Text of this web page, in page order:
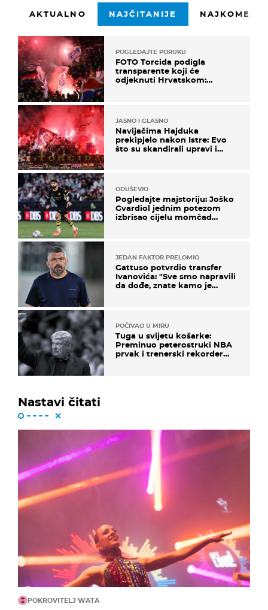
AKTUALNO NAJČITANIJE
POGLEDAJTE PORUKU
FOTO Torcida podigla
transparente koji će
odjeknuti Hrvatskom:
JASNO I GLASNO
Navijačima Hajduka
prekipjelo nakon Istre: Evo
što su skandirali upravi i
ODUŠEVIO
Pogledajte majstoriju: Joško
Gvardiol jednim potezom
izbrisao cijelu momčad
JEDAN FAKTOR PRELOMIO
Gattuso potvrdio transfer
Ivanovića: "Sve smo napravili
da dođe, znate kamo je
POČIVAO U MIRU
Tuga u svijetu košarke:
Preminuo peterostruki NBA
prvak i trenerski rekorder
Nastavi čitati
POKROVITELJ WATA